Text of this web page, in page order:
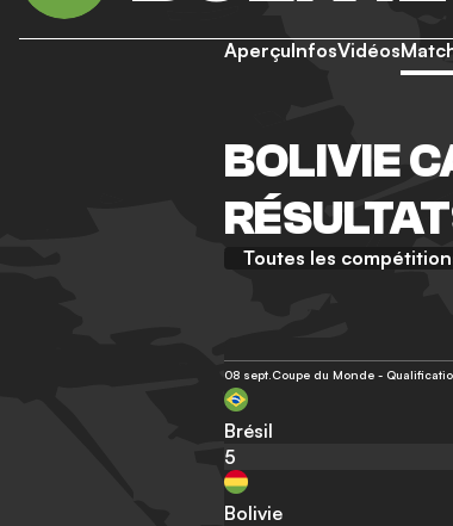
AperçuInfosVidéos
BOLIVIE
Toutes les
08 sept. Coupe du Monde -
Brésil
5
Bolivie